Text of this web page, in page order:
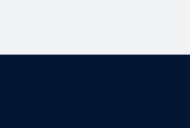
groei.